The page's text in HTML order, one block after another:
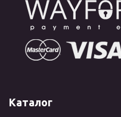
Каталог